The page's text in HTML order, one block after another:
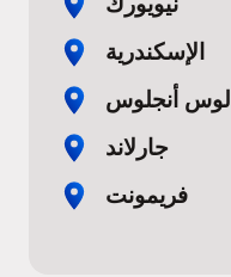
الإسكندرية
لوس أنجلوس
جارلاند
فريمونت